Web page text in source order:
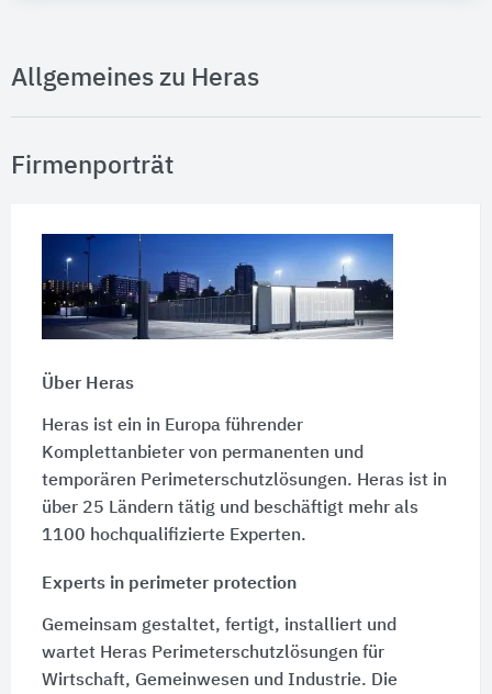
Allgemeines zu Heras
Firmenporträt
Über Heras
Heras ist ein in Europa führender
Komplettanbieter von permanenten und
temporären Perimeterschutzlösungen. Heras ist in
über 25 Ländern tätig und beschäftigt mehr als
1100 hochqualifizierte Experten.
Experts in perimeter protection
Gemeinsam gestaltet, fertigt, installiert und
wartet Heras Perimeterschutzlösungen für
Wirtschaft, Gemeinwesen und Industrie. Die